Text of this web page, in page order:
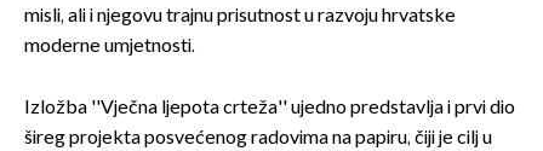
misli, ali i njegovu trajnu prisutnost u razvoju hrvatske
moderne umjetnosti.
Izložba ''Vječna ljepota crteža'' ujedno predstavlja i prvi dio
šireg projekta posvećenog radovima na papiru, čiji je cilj u